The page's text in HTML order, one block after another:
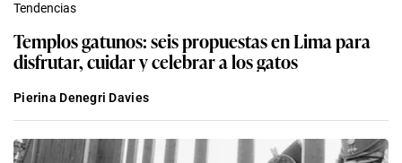
Tendencias
Templos gatunos: seis propuestas en Lima para
disfrutar, cuidar y celebrar a los gatos
Pierina Denegri Davies